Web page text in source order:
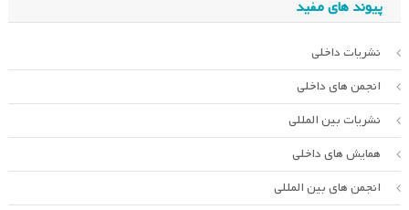
پیوند های مفید
نشریات داخلی
انجمن های داخلی
نشریات بین المللی
همایش های داخلی
انجمن های بین المللی